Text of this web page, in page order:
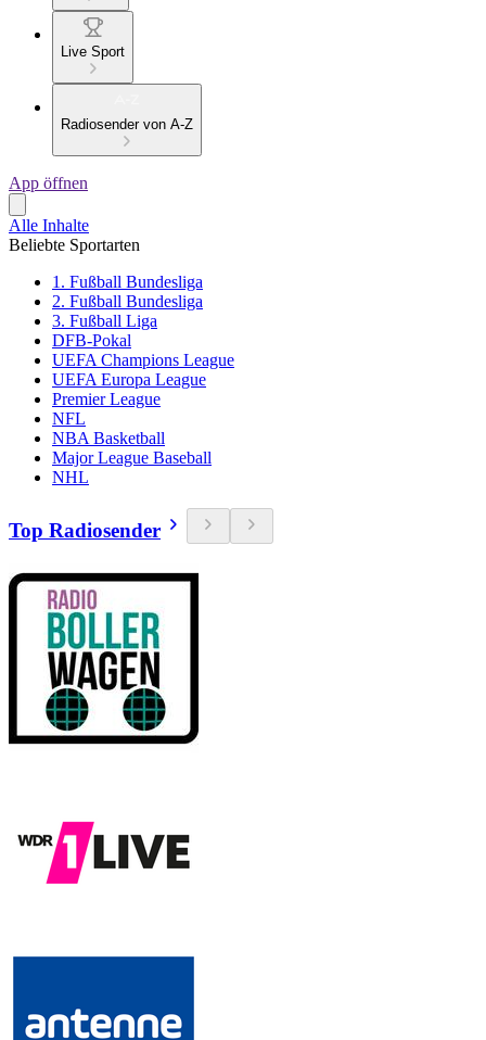
Live Sport
Radiosender von A-Z
App öffnen
Alle Inhalte
Beliebte Sportarten
1. Fußball Bundesliga
2. Fußball Bundesliga
3. Fußball Liga
DFB-Pokal
UEFA Champions League
UEFA Europa League
Premier League
NFL
NBA Basketball
Major League Baseball
NHL
Top Radiosender